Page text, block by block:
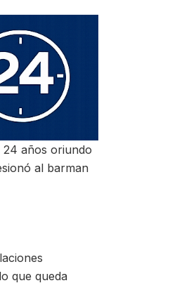
24 años oriundo
al barman
que queda